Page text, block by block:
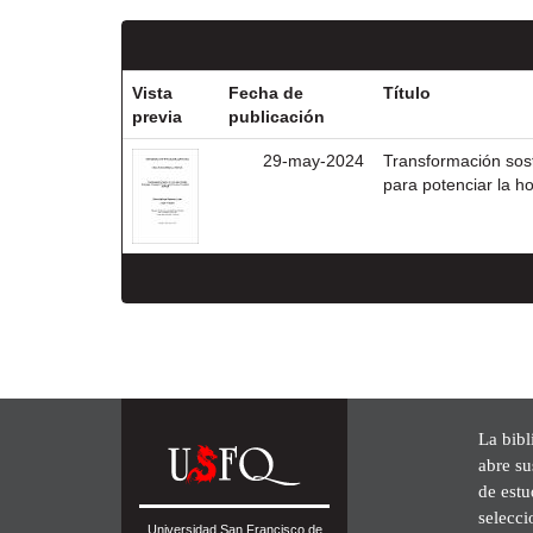
Vista
previa
Fecha de
publicación
Título
29-may-2024
Transformación
para potenciar la
Universidad San Francisco de
La
abre
de